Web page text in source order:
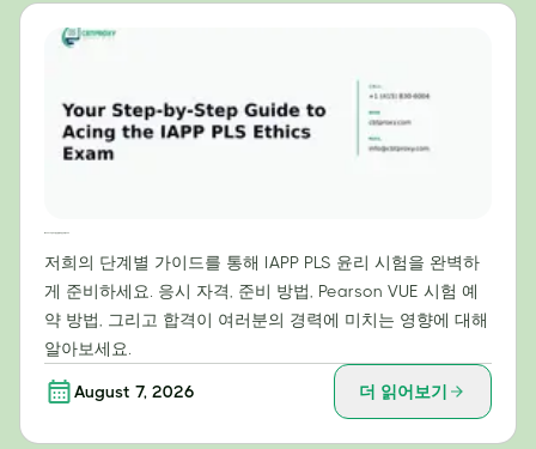
저희의 단계별 가이드를 통해 IAPP PLS 윤리 시험을 완벽하
게 준비하세요. 응시 자격, 준비 방법, Pearson VUE 시험 예
약 방법, 그리고 합격이 여러분의 경력에 미치는 영향에 대해
알아보세요.
August 7, 2026 더 읽어보기